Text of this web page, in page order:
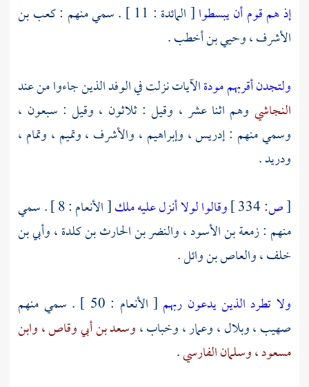
إذ هم قوم أن يبسطوا[ المائدة : 11 ] . سمي منهم :
كعب بن
الأشرف ،وحيي بن أخطب.
ولتجدن أقربهم مودةالآيات نزلت في الوفد الذين جاءوا من عند
النجاشي وهم اثنا عشر ، وقيل : ثلاثون ، وقيل : سبعون ،
وسمي منهم :إدريس ، وإبراهيم ، والأشرف ،وتميم ، وتمام ،
ودريد.
[ص: وقالوا لولا أنزل عليه ملك
[ الأنعام : 8 ] . سمي
منهم :زمعة بن الأسود ،والنضر بن الحارث بن كلدة ،وأبي بن
خلف ،والعاص بن وائل.
ولا تطرد الذين يدعون ربهم [ الأنعام : 50 ] . سمي منهم
صهيب ،وبلال ،وعمار ،وخباب ،وسعد بن أبي وقاص ،وابن
مسعود ،وسلمان الفارسي.